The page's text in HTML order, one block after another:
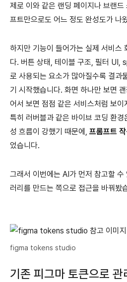
제로 이와 같은 랜딩 페이지나 브랜
프트만으로도 어느 정도 완성도가 나
하지만 기능이 들어가는 실제 서비스
다. 버튼 상태, 테이블 구조, 필터 UI,
로 사용되는 요소가 많아질수록 결과
기 시작했습니다. 화면 하나만 보면
어서 보면 점점 같은 서비스처럼 보
특히 러버블과 같은 바이브 코딩 환
성 흐름이 강했기 때문에, 프롬프트
었습니다.
그래서 이번에는 AI가 먼저 참고할
러리를 만드는 쪽으로 접근을 바꿔봤
figma tokens studio
기존 피그마 토큰으로 관